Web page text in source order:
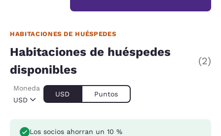
HABITACIONES DE HUÉSPEDES
Habitaciones de huéspedes
disponibles
(2)
USD
Moneda
USD Puntos
Los socios ahorran un 10 %